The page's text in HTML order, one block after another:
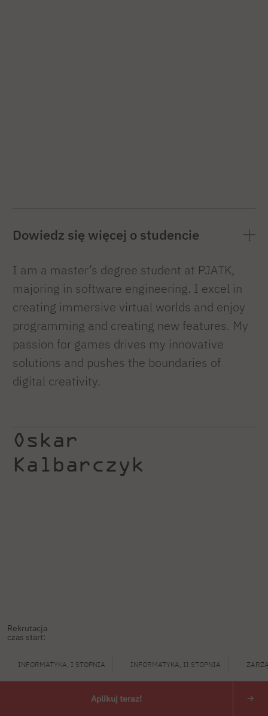
Rekrutacja
czas start:
INFORMATYKA, I STOPNIA INFORMATYKA, II STOPNIA
Aplikuj teraz!
Dowiedz się więcej o studencie
I am a master’s degree student at PJATK,
majoring in software engineering. I excel in
creating immersive virtual worlds and enjoy
programming and creating new features. My
passion for games drives my innovative
solutions and pushes the boundaries of
digital creativity.
Oskar
Kalbarczyk